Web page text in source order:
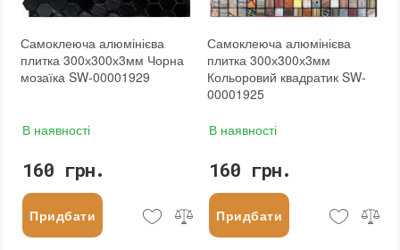
Самоклеюча алюмінієва
плитка 300х300х3мм Чорна
мозаїка SW-00001929
В наявності
160 грн.
Придбати
Самоклеюча алюмінієва
плитка 300х300х3мм
Кольоровий квадратик SW-
00001925
В наявності
160 грн.
Придбати